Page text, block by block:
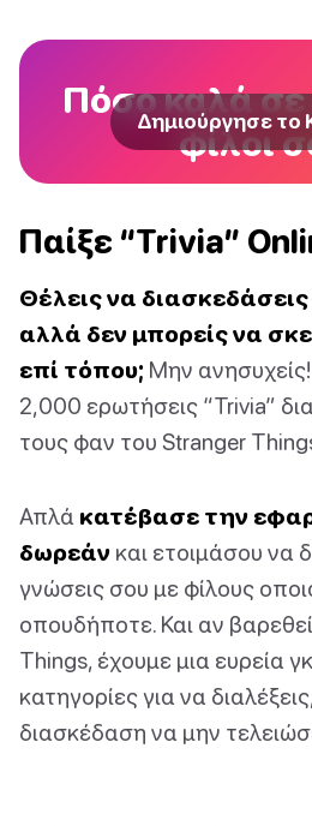
Πόσο καλά σε
φίλοι
Δημιούργησε το
Παίξε “Trivia”
Θέλεις να
αλλά δεν μπορείς να
επί τόπου; Μην
2,000 ερωτήσεις “Trivia”
τους φαν του Stranger
Απλά κατέβασε την
δωρεάν και ετοιμάσου να
γνώσεις σου με φίλους
οπουδήποτε. Και αν
Things, έχουμε μια ευρεία
κατηγορίες για να
διασκέδαση να μην